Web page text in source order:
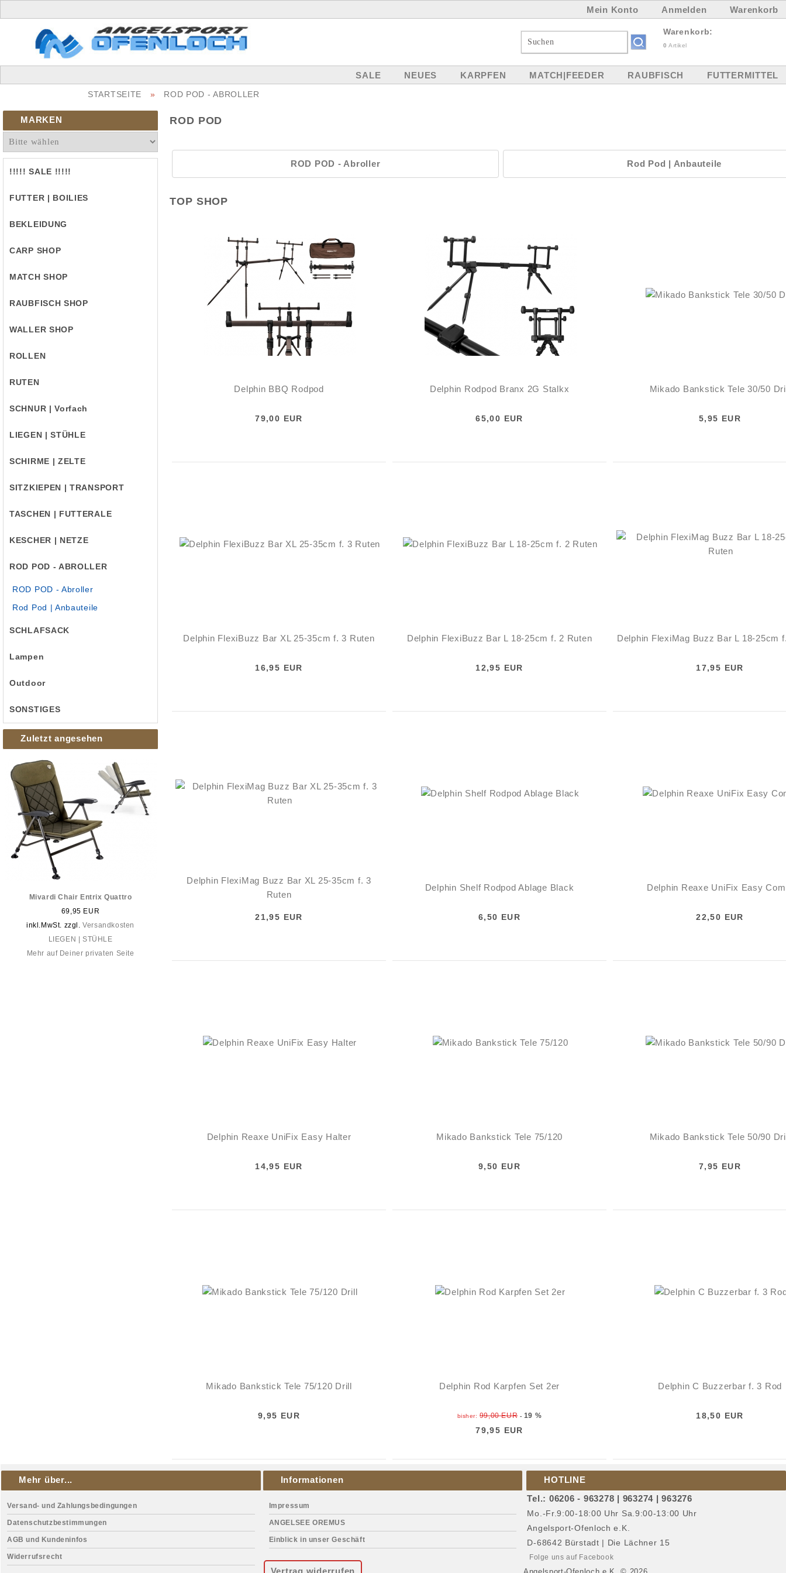
Mein Konto Anmelden Warenkorb
Warenkorb:
0 Artikel
SALE NEUES KARPFEN MATCH|FEEDER RAUBFISCH FUTTERMITTEL
STARTSEITE » ROD POD - ABROLLER
MARKEN
!!!!! SALE !!!!!
FUTTER | BOILIES
BEKLEIDUNG
CARP SHOP
MATCH SHOP
RAUBFISCH SHOP
WALLER SHOP
ROLLEN
RUTEN
SCHNUR | Vorfach
LIEGEN | STÜHLE
SCHIRME | ZELTE
SITZKIEPEN | TRANSPORT
TASCHEN | FUTTERALE
KESCHER | NETZE
ROD POD - ABROLLER
ROD POD - Abroller
Rod Pod | Anbauteile
SCHLAFSACK
Lampen
Outdoor
SONSTIGES
Zuletzt angesehen
Mivardi Chair Entrix Quattro
69,95 EUR
inkl.MwSt. zzgl.Versandkosten
LIEGEN | STÜHLE
Mehr auf Deiner privaten Seite
ROD POD
ROD POD - Abroller Rod Pod | Anbauteile
TOP SHOP
Delphin BBQ Rodpod
79,00 EUR
Delphin Rodpod Branx 2G Stalkx
65,00 EUR
Mikado Bankstick Tele 30/50
5,95 EUR
Delphin FlexiBuzz Bar XL 25-35cm f. 3 Ruten
16,95 EUR
Delphin FlexiBuzz Bar L 18-25cm f. 2 Ruten
12,95 EUR
Delphin FlexiMag Buzz Bar L 18-25cm
17,95 EUR
Delphin FlexiMag Buzz Bar XL 25-35cm f. 3
Ruten
21,95 EUR
Delphin Shelf Rodpod Ablage Black
6,50 EUR
Delphin Reaxe UniFix Easy
22,50 EUR
Delphin Reaxe UniFix Easy Halter
14,95 EUR
Mikado Bankstick Tele 75/120
9,50 EUR
Mikado Bankstick Tele 50/90
7,95 EUR
Mikado Bankstick Tele 75/120 Drill
9,95 EUR
Delphin Rod Karpfen Set 2er
bisher: 99,00 EUR- 19 %
79,95 EUR
Delphin C Buzzerbar f. 3 Rod
18,50 EUR
Mehr über...
Versand- und Zahlungsbedingungen
Datenschutzbestimmungen
AGB und Kundeninfos
Widerrufsrecht
Informationen
Impressum
ANGELSEE OREMUS
Einblick in unser Geschäft
Vertrag widerrufen
HOTLINE
Tel.: 06206 - 963278 | 963274 | 963276
Mo.-Fr.9:00-18:00 Uhr Sa.9:00-13:00 Uhr
Angelsport-Ofenloch e.K.
D-68642 Bürstadt | Die Lächner 15
Folge uns auf Facebook